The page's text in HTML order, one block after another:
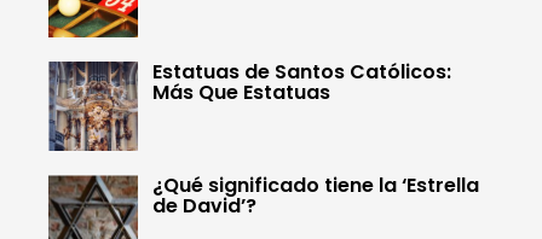
Estatuas de Santos Católicos:
Más Que Estatuas
¿Qué significado tiene la ‘Estrella
de David’?